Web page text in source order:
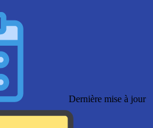
Dernière mise à jour